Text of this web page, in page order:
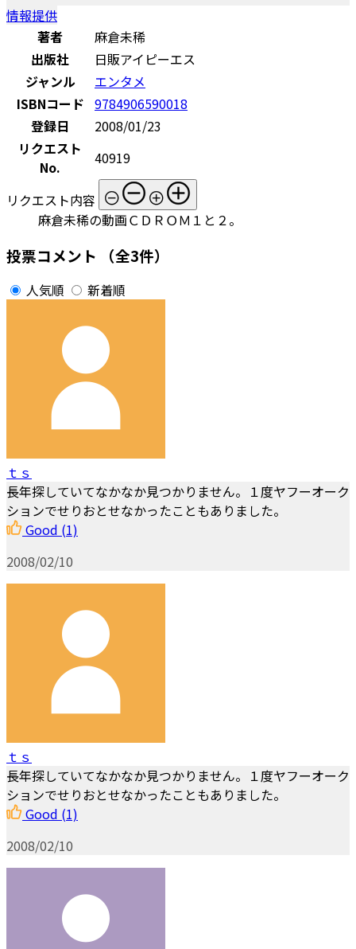
情報提供
著者
麻倉未稀
出版社
日販アイピーエス
ジャンル
エンタメ
ISBNコード 9784906590018
登録日
2008/01/23
リクエスト
No.
40919
リクエスト内容
麻倉未稀の動画ＣＤＲＯＭ１と２。
投票コメント （全3件）
人気順 新着順
ｔｓ
長年探していてなかなか見つかりません。１度ヤフーオーク
ションでせりおとせなかったこともありました。
Good (1)
2008/02/10
ｔｓ
長年探していてなかなか見つかりません。１度ヤフーオーク
ションでせりおとせなかったこともありました。
Good (1)
2008/02/10